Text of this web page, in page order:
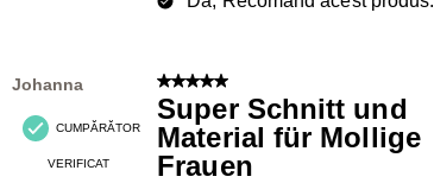
Johanna
CUMPĂRĂTOR
VERIFICAT
5 din 5 stele.
Super Schnitt und
Material für Mollige
Frauen